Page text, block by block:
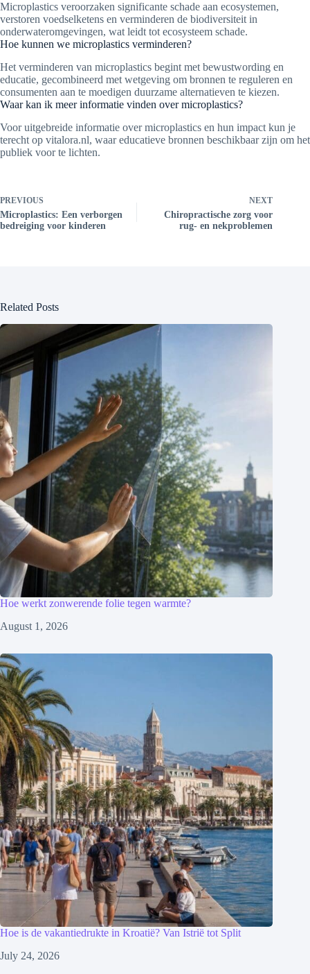
Microplastics veroorzaken significante schade aan ecosystemen,
verstoren voedselketens en verminderen de biodiversiteit in
onderwateromgevingen, wat leidt tot ecosysteem schade.
Hoe kunnen we microplastics verminderen?
Het verminderen van microplastics begint met bewustwording en
educatie, gecombineerd met wetgeving om bronnen te reguleren en
consumenten aan te moedigen duurzame alternatieven te kiezen.
Waar kan ik meer informatie vinden over microplastics?
Voor uitgebreide informatie over microplastics en hun impact kun je
terecht op vitalora.nl, waar educatieve bronnen beschikbaar zijn om het
publiek voor te lichten.
PREVIOUS
Microplastics: Een verborgen
bedreiging voor kinderen
NEXT
Chiropractische zorg voor
rug- en nekproblemen
Related Posts
Hoe werkt zonwerende folie tegen warmte?
August 1, 2026
Hoe is de vakantiedrukte in Kroatië? Van Istrië tot Split
July 24, 2026